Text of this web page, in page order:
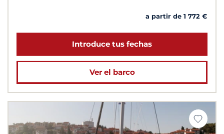
a partir de 1 772 €
Introduce tus fechas
Ver el barco